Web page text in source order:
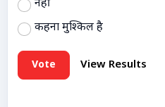
नहीं
कहना मुश्किल है
Vote View Results